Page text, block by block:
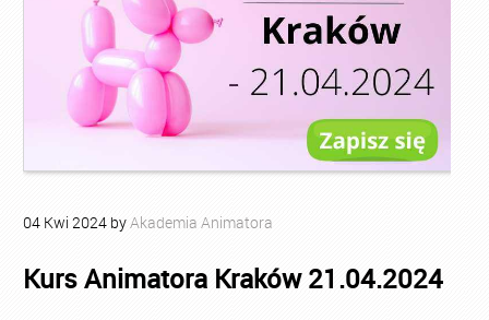
04 Kwi 2024 byAkademia Animatora
Kurs Animatora Kraków 21.04.2024